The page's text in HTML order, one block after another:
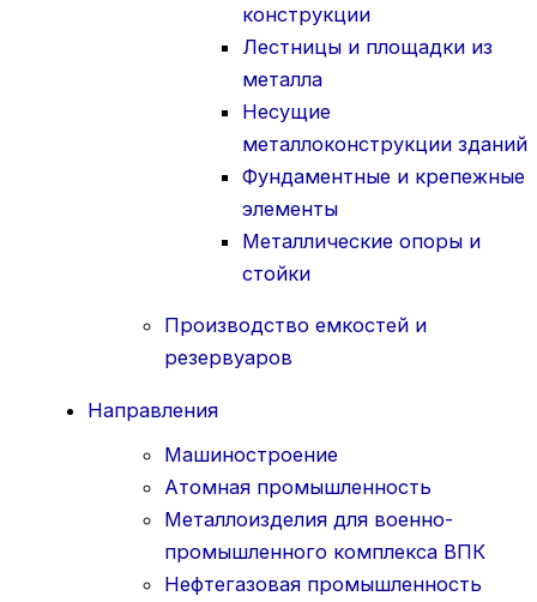
конструкции
Лестницы и площадки из
металла
Несущие
металлоконструкции зданий
Фундаментные и крепежные
элементы
Металлические опоры и
стойки
Производство емкостей и
резервуаров
Направления
Машиностроение
Атомная промышленность
Металлоизделия для военно-
промышленного комплекса ВПК
Нефтегазовая промышленность